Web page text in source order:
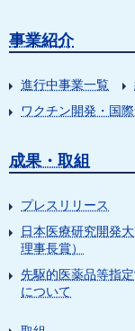
事業紹介
進行中事業一覧
ワクチン開発・国
成果・取組
プレスリリース
日本医療研究開発
理事長賞）
先駆的医薬品等指
について